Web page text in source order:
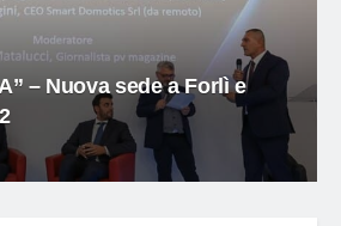
– Nuova sede a Forlì e